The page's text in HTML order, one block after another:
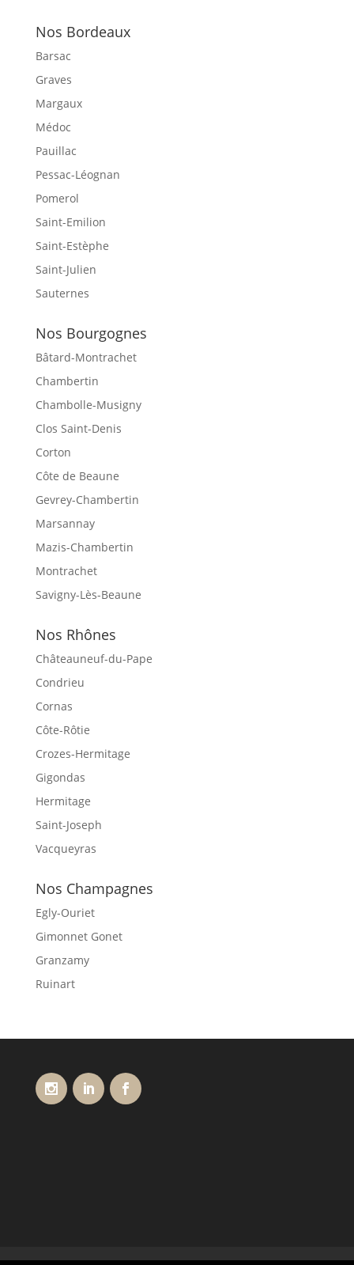
Nos Bordeaux
Barsac
Graves
Margaux
Médoc
Pauillac
Pessac-Léognan
Pomerol
Saint-Emilion
Saint-Estèphe
Saint-Julien
Sauternes
Nos Bourgognes
Bâtard-Montrachet
Chambertin
Chambolle-Musigny
Clos Saint-Denis
Corton
Côte de Beaune
Gevrey-Chambertin
Marsannay
Mazis-Chambertin
Montrachet
Savigny-Lès-Beaune
Nos Rhônes
Châteauneuf-du-Pape
Condrieu
Cornas
Côte-Rôtie
Crozes-Hermitage
Gigondas
Hermitage
Saint-Joseph
Vacqueyras
Nos Champagnes
Egly-Ouriet
Gimonnet Gonet
Granzamy
Ruinart